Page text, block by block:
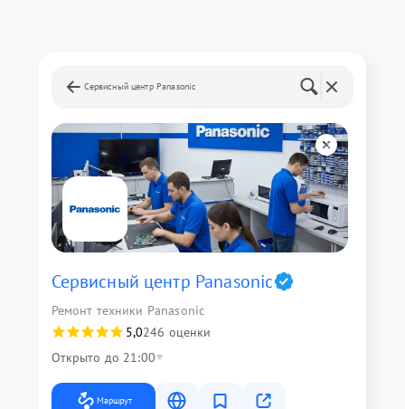
Сервисный центр Panasonic
Сервисный центр Panasonic
Ремонт техники Panasonic
5,0246 оценки
Открыто до 21:00
Маршрут